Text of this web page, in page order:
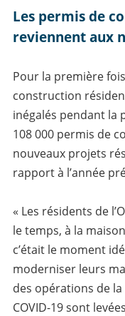
Les permis de
reviennent aux
Pour la première
construction
inégalés pendant la
108 000 permis de
nouveaux projets
rapport à l’année
« Les résidents de
le temps, à la
c’était le moment
moderniser leurs
des opérations de
COVID-19 sont